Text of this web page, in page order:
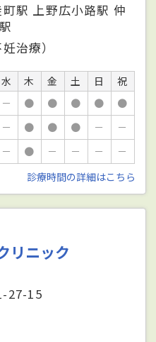
駅 上野広小路駅 仲
治療）
水 木 金 土 日
祝
－ ● ● ● ●
●
－ ● ● ● －
－
－ ● － － －
－
診療時間の詳細はこちら
リニック
27-15